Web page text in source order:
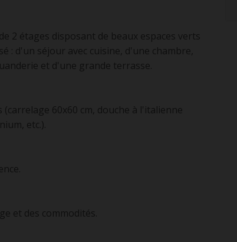
2 étages disposant de beaux espaces verts
: d'un séjour avec cuisine, d'une chambre,
et d'une grande terrasse.
60x60 cm, douche à l'italienne
etc.).
et des commodités.